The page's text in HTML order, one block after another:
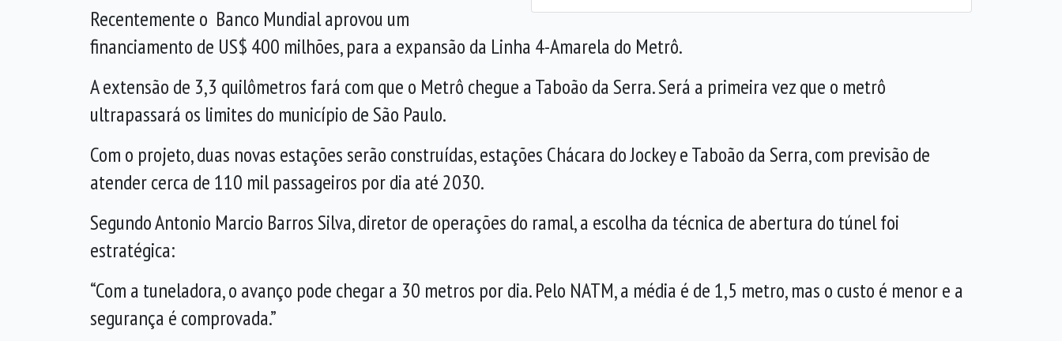
Recentemente o Banco Mundial aprovou um
financiamento de US$ 400 milhões, para a expansão da Linha 4-Amarela do Metrô.
A extensão de 3,3 quilômetros fará com que o Metrô chegue a Taboão da Serra. Será a primeira vez que o metrô
ultrapassará os limites do município de São Paulo.
Com o projeto, duas novas estações serão construídas, estações Chácara do Jockey e Taboão da Serra, com previsão de
atender cerca de 110 mil passageiros por dia até 2030.
Segundo Antonio Marcio Barros Silva, diretor de operações do ramal, a escolha da técnica de abertura do túnel foi
estratégica:
“Com a tuneladora, o avanço pode chegar a 30 metros por dia. Pelo NATM, a média é de 1,5 metro, mas o custo é menor e a
segurança é comprovada.”